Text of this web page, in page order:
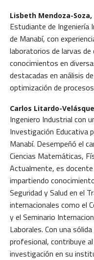
Lisbeth Mendoza-Soza,
Estudiante de Ingeniería
de Manabí, con
laboratorios de larvas
conocimientos en
destacadas en análisis
optimización de
Carlos Litardo-
Ingeniero Industrial con
Investigación Educativa
Manabí. Desempeñó el
Ciencias Matemáticas,
Actualmente, es
impartiendo
Seguridad y Salud en el
internacionales como el
y el Seminario
Laborales. Con una
profesional, contribuye
investigación en su